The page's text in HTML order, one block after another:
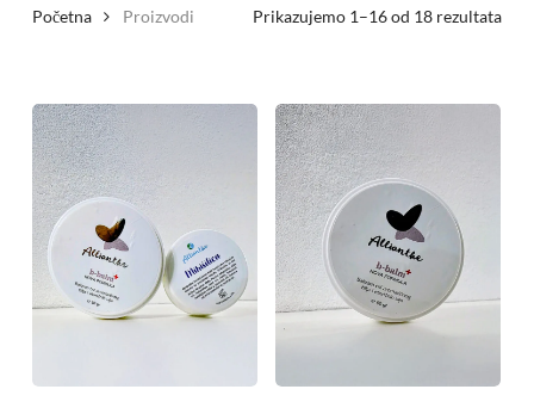
Prikazujemo 1–16 od 18 rezultata
Početna Proizvodi